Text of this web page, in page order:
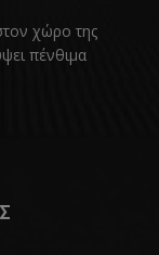
χώρο της
πένθιμα